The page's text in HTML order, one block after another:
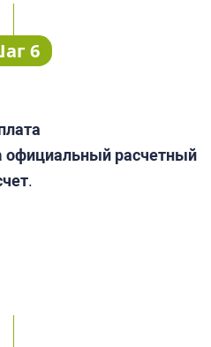
6
официальный расчетный
.